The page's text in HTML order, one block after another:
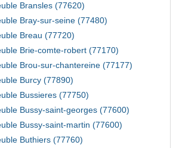
Bransles (77620)
Bray-sur-seine (77480)
Breau (77720)
Brie-comte-robert (77170)
Brou-sur-chantereine (77177)
Burcy (77890)
Bussieres (77750)
Bussy-saint-georges (77600)
Bussy-saint-martin (77600)
Buthiers (77760)